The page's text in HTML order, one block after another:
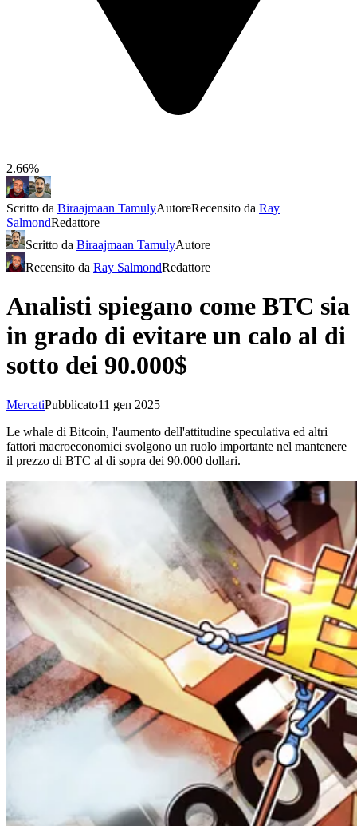
2.66%
Scritto da Biraajmaan TamulyAutoreRecensito da Ray
SalmondRedattore
Scritto da Biraajmaan TamulyAutore
Recensito da Ray SalmondRedattore
Analisti spiegano come BTC sia
in grado di evitare un calo al di
sotto dei 90.000$
MercatiPubblicato11 gen 2025
Le whale di Bitcoin, l'aumento dell'attitudine speculativa ed altri
fattori macroeconomici svolgono un ruolo importante nel mantenere
il prezzo di BTC al di sopra dei 90.000 dollari.